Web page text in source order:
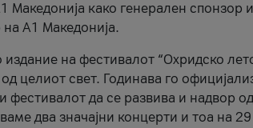
Македонија како генерален спонзор
A1 Македонија.
на фестивалот “Охридско
целиот свет. Годинава го
фестивалот да се развива и надвор
два значајни концерти и тоа на